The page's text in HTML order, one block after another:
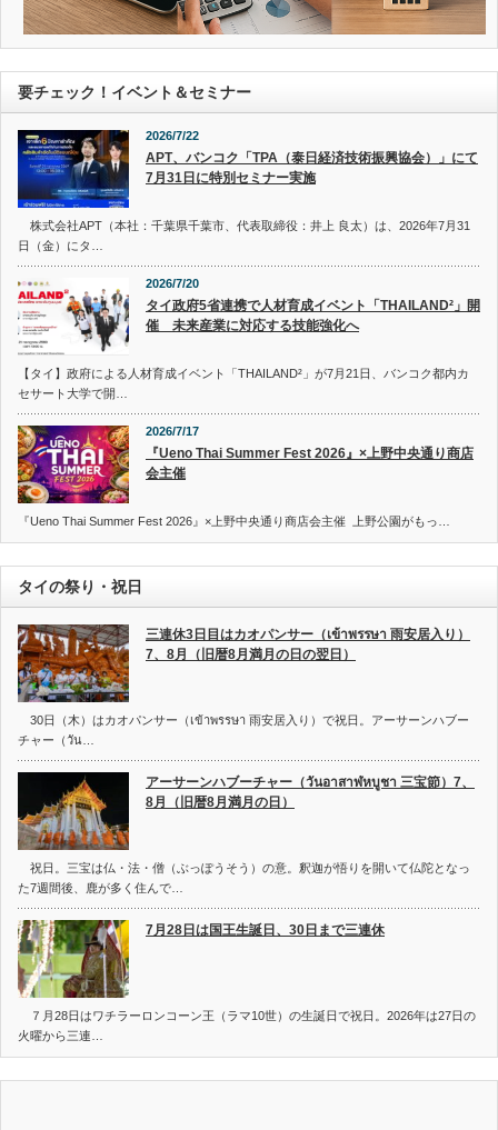
要チェック！イベント＆セミナー
2026/7/22
APT、バンコク「TPA（泰日経済技術振興協会）」にて
7月31日に特別セミナー実施
株式会社APT（本社：千葉県千葉市、代表取締役：井上 良太）は、2026年7月31
日（金）にタ…
2026/7/20
タイ政府5省連携で人材育成イベント「THAILAND²」開
催 未来産業に対応する技能強化へ
【タイ】政府による人材育成イベント「THAILAND²」が7月21日、バンコク都内カ
セサート大学で開…
2026/7/17
『Ueno Thai Summer Fest 2026』×上野中央通り商店
会主催
『Ueno Thai Summer Fest 2026』×上野中央通り商店会主催 上野公園がもっ…
タイの祭り・祝日
三連休3日目はカオパンサー（เข้าพรรษา 雨安居入り）
7、8月（旧暦8月満月の日の翌日）
30日（木）はカオパンサー（เข้าพรรษา 雨安居入り）で祝日。アーサーンハブー
チャー（วัน…
アーサーンハブーチャー（วันอาสาฬหบูชา 三宝節）7、
8月（旧暦8月満月の日）
祝日。三宝は仏・法・僧（ぶっぽうそう）の意。釈迦が悟りを開いて仏陀となっ
た7週間後、鹿が多く住んで…
7月28日は国王生誕日、30日まで三連休
７月28日はワチラーロンコーン王（ラマ10世）の生誕日で祝日。2026年は27日の
火曜から三連…